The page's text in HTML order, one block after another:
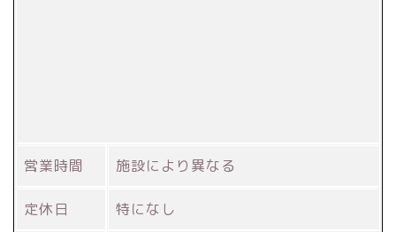
営業時間 施設により異なる
定休日 特になし